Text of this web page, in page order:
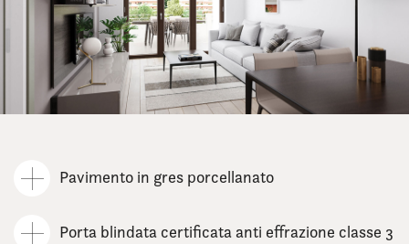
Pavimento in gres porcellanato
Porta blindata certificata anti effrazione classe 3